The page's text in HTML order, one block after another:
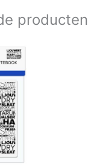
producten